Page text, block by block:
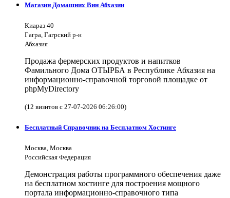
Магазин Домашних Вин Абхазии
Киараз 40
Гагра, Гагрский р-н
Абхазия
Продажа фермерских продуктов и напитков
Фамильного Дома ОТЫРБА в Республике Абхазия на
информационно-справочной торговой площадке от
phpMyDirectory
(12 визитов с 27-07-2026 06:26:00)
Бесплатный Справочник на Бесплатном Хостинге
Москва, Москва
Российская Федерация
Демонстрация работы программного обеспечения даже
на бесплатном хостинге для построения мощного
портала информационно-справочного типа